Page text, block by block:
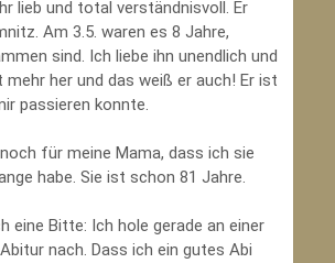
lieb und total verständnisvoll. Er
Am 3.5. waren es 8 Jahre,
sind. Ich liebe ihn unendlich und
mehr her und das weiß er auch! Er ist
passieren konnte.
für meine Mama, dass ich sie
habe. Sie ist schon 81 Jahre.
eine Bitte: Ich hole gerade an einer
nach. Dass ich ein gutes Abi